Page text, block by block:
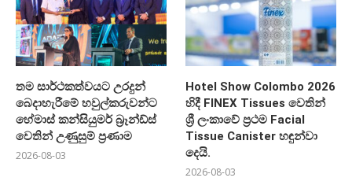
තම සාර්ථකත්වයට උරදුන්
බෙදාහැරීමේ හවුල්කරුවන්ට
හේමාස් කන්සියුමර් බ්‍රෑන්ඩ්ස්
වෙතින් උණුසුම් ප්‍රණාම
2026-08-03
Hotel Show Colombo 2026
හිදී FINEX Tissues වෙතින්
ශ්‍රී ලංකාවේ ප්‍රථම Facial
Tissue Canister හඳුන්වා
දෙයි.
2026-08-03